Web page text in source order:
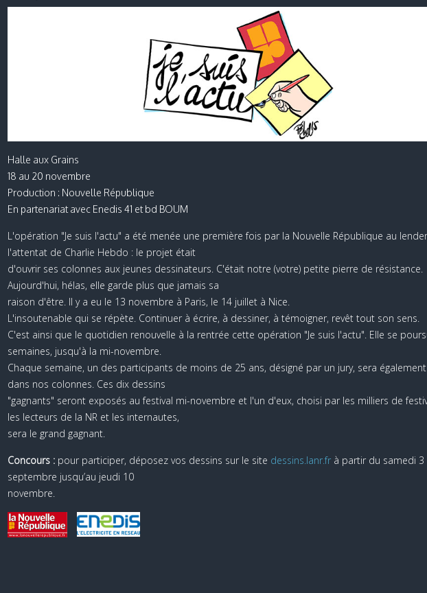
Halle aux Grains
18 au 20 novembre
Production : Nouvelle République
En partenariat avec Enedis 41 et bd BOUM
L'opération "Je suis l'actu" a été menée une première fois par la Nouvelle République au
l'attentat de Charlie Hebdo : le projet était
d'ouvrir ses colonnes aux jeunes dessinateurs. C'était notre (votre) petite pierre de résistance.
Aujourd'hui, hélas, elle garde plus que jamais sa
raison d'être. Il y a eu le 13 novembre à Paris, le 14 juillet à Nice.
L'insoutenable qui se répète. Continuer à écrire, à dessiner, à témoigner, revêt tout son sens.
C'est ainsi que le quotidien renouvelle à la rentrée cette opération "Je suis l'actu". Elle se
semaines, jusqu'à la mi-novembre.
Chaque semaine, un des participants de moins de 25 ans, désigné par un jury, sera
dans nos colonnes. Ces dix dessins
"gagnants" seront exposés au festival mi-novembre et l'un d'eux, choisi par les milliers de
les lecteurs de la NR et les internautes,
sera le grand gagnant.
Concours : pour participer, déposez vos dessins sur le site dessins.lanr.fr à partir du samedi 3
septembre jusqu’au jeudi 10
novembre.